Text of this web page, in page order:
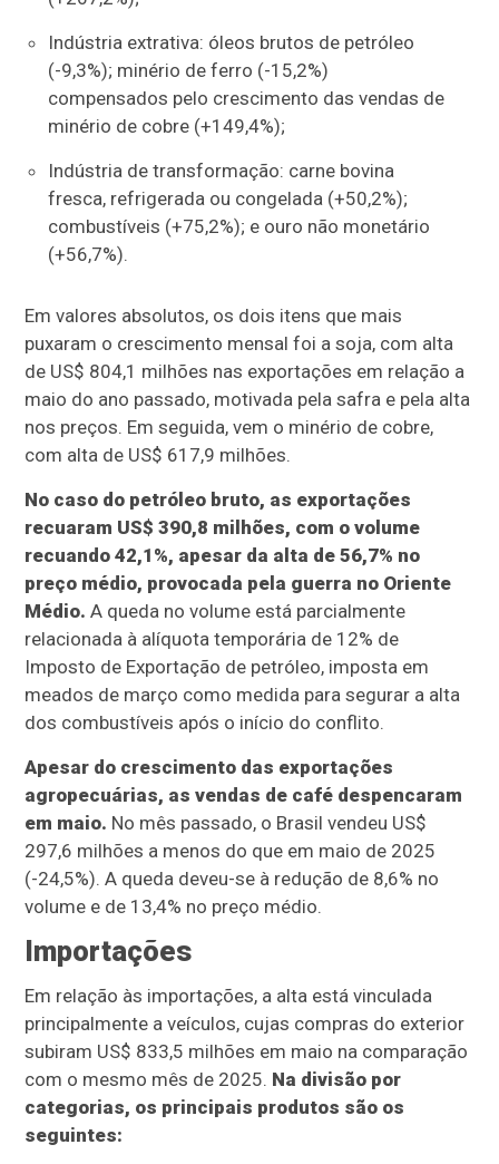
Indústria extrativa: óleos brutos de petróleo
(-9,3%); minério de ferro (-15,2%)
compensados pelo crescimento das vendas de
minério de cobre (+149,4%);
Indústria de transformação: carne bovina
fresca, refrigerada ou congelada (+50,2%);
combustíveis (+75,2%); e ouro não monetário
(+56,7%).
Em valores absolutos, os dois itens que mais
puxaram o crescimento mensal foi a soja, com alta
de US$ 804,1 milhões nas exportações em relação a
maio do ano passado, motivada pela safra e pela alta
nos preços. Em seguida, vem o minério de cobre,
com alta de US$ 617,9 milhões.
No caso do petróleo bruto, as exportações
recuaram US$ 390,8 milhões, com o volume
recuando 42,1%, apesar da alta de 56,7% no
preço médio, provocada pela guerra no Oriente
Médio. A queda no volume está parcialmente
relacionada à alíquota temporária de 12% de
Imposto de Exportação de petróleo, imposta em
meados de março como medida para segurar a alta
dos combustíveis após o início do conflito.
Apesar do crescimento das exportações
agropecuárias, as vendas de café despencaram
em maio. No mês passado, o Brasil vendeu US$
297,6 milhões a menos do que em maio de 2025
(-24,5%). A queda deveu-se à redução de 8,6% no
volume e de 13,4% no preço médio.
Importações
Em relação às importações, a alta está vinculada
principalmente a veículos, cujas compras do exterior
subiram US$ 833,5 milhões em maio na comparação
com o mesmo mês de 2025. Na divisão por
categorias, os principais produtos são os
seguintes: